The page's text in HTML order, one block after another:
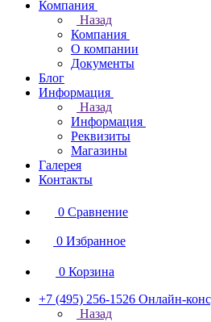
Компания
Назад
Компания
О компании
Документы
Блог
Информация
Назад
Информация
Реквизиты
Магазины
Галерея
Контакты
0 Сравнение
0 Избранное
0 Корзина
+7 (495) 256-1526 Онлайн-
Назад